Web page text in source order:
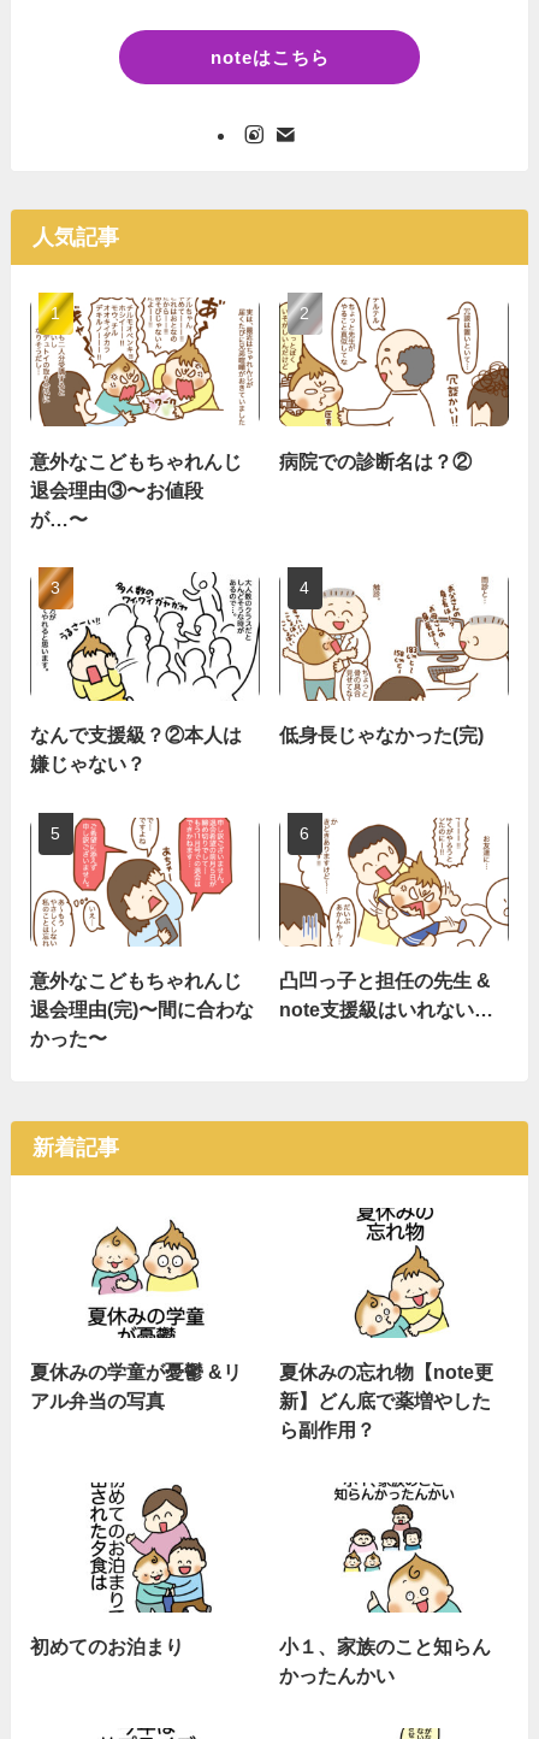
noteはこちら
人気記事
意外なこどもちゃれんじ
退会理由③〜お値段
が…〜
病院での診断名は？②
なんで支援級？②本人は
嫌じゃない？
低身長じゃなかった(完)
意外なこどもちゃれんじ
退会理由(完)〜間に合わな
かった〜
凸凹っ子と担任の先生 &
note支援級はいれない…
新着記事
夏休みの学童が憂鬱 &リ
アル弁当の写真
夏休みの忘れ物【note更
新】どん底で薬増やした
ら副作用？
初めてのお泊まり
小１、家族のこと知らん
かったんかい